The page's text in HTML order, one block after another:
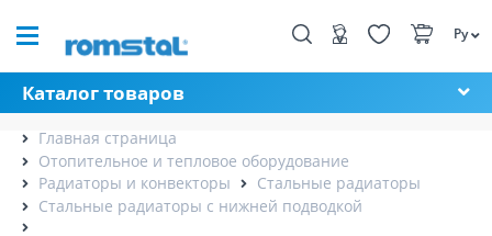
Ру
Каталог товаров
Главная страница
Отопительное и тепловое оборудование
Радиаторы и конвекторы
Стальные радиаторы
Стальные радиаторы с нижней подводкой